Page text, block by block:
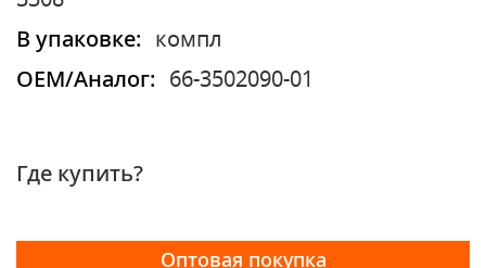
В упаковке:
компл
OEM/Аналог:
66-3502090-01
Где купить?
Оптовая покупка